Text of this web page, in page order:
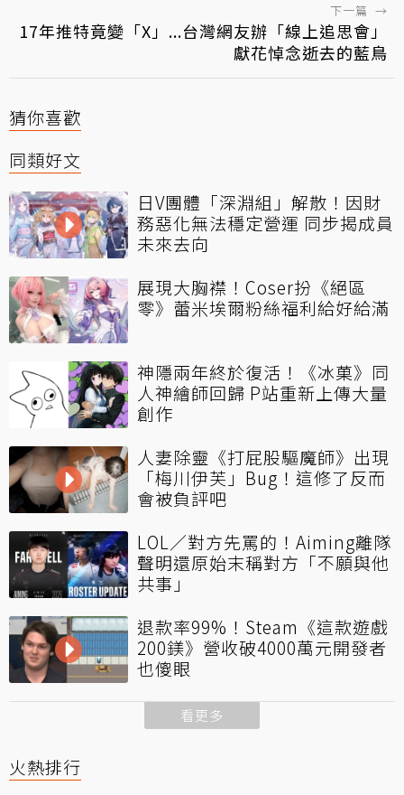
下一篇 →
17年推特竟變「X」...台灣網友辦「線上追思會」
獻花悼念逝去的藍鳥
猜你喜歡
同類好文
日V團體「深淵組」解散！因財
務惡化無法穩定營運 同步揭成員
未來去向
展現大胸襟！Coser扮《絕區
零》蕾米埃爾粉絲福利給好給滿
神隱兩年終於復活！《冰菓》同
人神繪師回歸 P站重新上傳大量
創作
人妻除靈《打屁股驅魔師》出現
「梅川伊芙」Bug！這修了反而
會被負評吧
LOL／對方先罵的！Aiming離隊
聲明還原始末稱對方「不願與他
共事」
退款率99%！Steam《這款遊戲
200鎂》營收破4000萬元開發者
也傻眼
看更多
火熱排行